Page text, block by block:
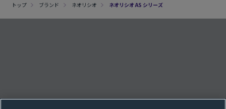
トップ ブランド ネオリシオ ネオリシオ AS シリーズ
クッキー設定